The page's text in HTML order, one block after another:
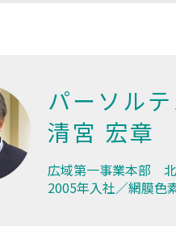
パーソル
清宮 宏章
広域第一事業本部
2005年入社／網膜色